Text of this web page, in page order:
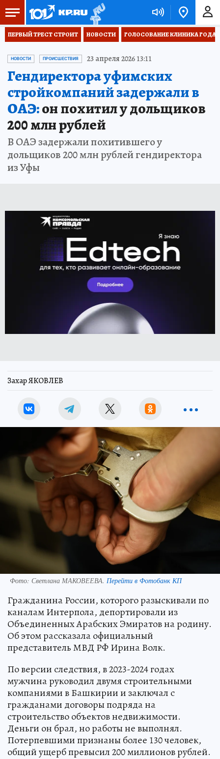
ПЕРВЫЙ ТРЕСТ СТРОИТ НОВОСТИ ГОЛОСОВАНИЕ КЛИНИКА ГОДА
НОВОСТИ ПРОИСШЕСТВИЯ 23 апреля 2026 13:11
Гендиректора уфимских
стройкомпаний задержали в
ОАЭ:он похитил у дольщиков
200 млн рублей
В ОАЭ задержали похитившего у
дольщиков 200 млн рублей гендиректора
из Уфы
Захар ЯКОВЛЕВ
Фото: Светлана МАКОВЕЕВА. Перейти в Фотобанк КП
Гражданина России, которого разыскивали по
каналам Интерпола, депортировали из
Объединенных Арабских Эмиратов на родину.
Об этом рассказала официальный
представитель МВД РФ Ирина Волк.
По версии следствия, в 2023-2024 годах
мужчина руководил двумя строительными
компаниями в Башкирии и заключал с
гражданами договоры подряда на
строительство объектов недвижимости.
Деньги он брал, но работы не выполнял.
Потерпевшими признаны более 130 человек,
общий ущерб превысил 200 миллионов рублей.